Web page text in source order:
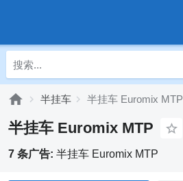
半挂车 半挂车 Euromix MTP
半挂车 Euromix MTP
7 条广告: 半挂车 Euromix MTP